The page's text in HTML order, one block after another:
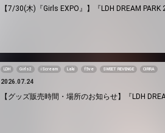
【7/30(木)『Girls EXPO』】『LDH DREAM
LDH Girls2 iScream Laki f5ve SWEET REVENGE CIRRA
2026.07.24
【グッズ販売時間・場所のお知らせ】『LDH